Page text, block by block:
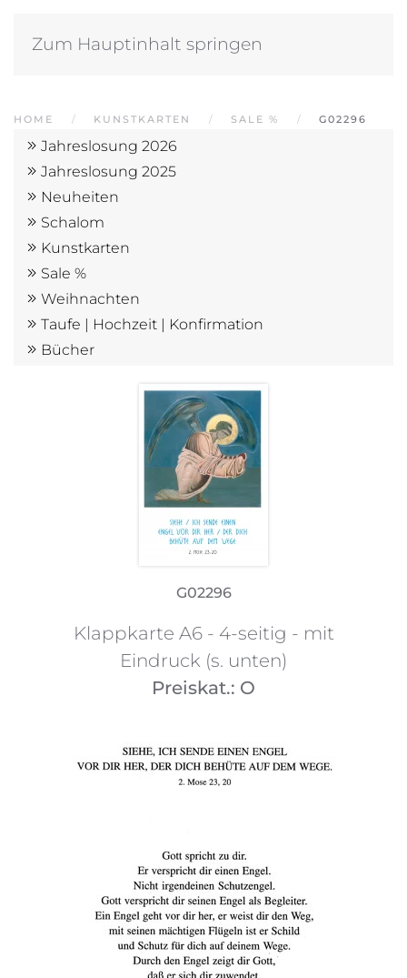
Zum Hauptinhalt springen
HOME KUNSTKARTEN SALE % G02296
Jahreslosung 2026
Jahreslosung 2025
Neuheiten
Schalom
Kunstkarten
Sale %
Weihnachten
Taufe | Hochzeit | Konfirmation
Bücher
G02296
Klappkarte A6 - 4-seitig - mit
Eindruck (s. unten)
Preiskat.: O